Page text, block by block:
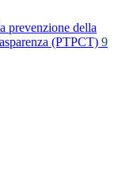
prevenzione della
(PTPCT) 9